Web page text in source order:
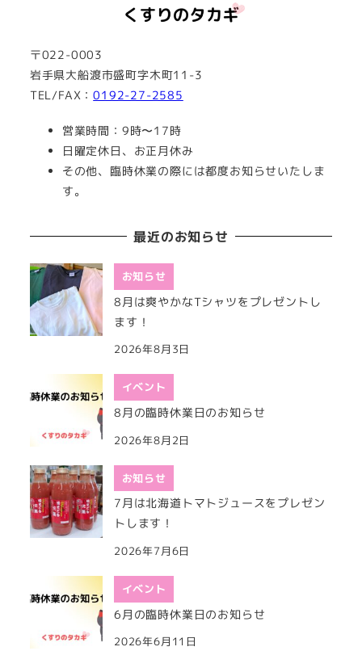
〒022-0003
岩手県大船渡市盛町字木町11-3
TEL/FAX：0192-27-2585
営業時間：9時〜17時
日曜定休日、お正月休み
その他、臨時休業の際には都度お知らせいたしま
す。
最近のお知らせ
お知らせ
8月は爽やかなTシャツをプレゼントし
ます！
2026年8月3日
イベント
8月の臨時休業日のお知らせ
2026年8月2日
お知らせ
7月は北海道トマトジュースをプレゼン
トします！
2026年7月6日
イベント
6月の臨時休業日のお知らせ
2026年6月11日